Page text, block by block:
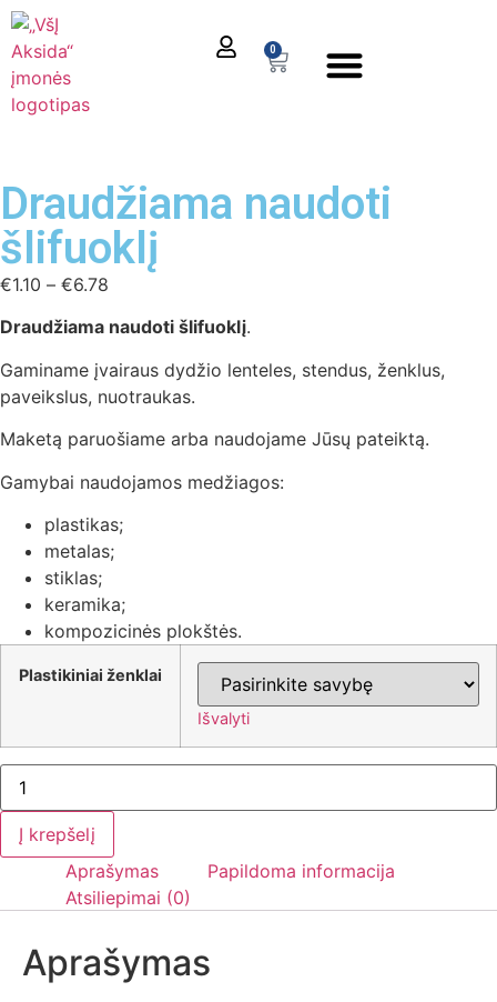
0
Draudžiama naudoti
šlifuoklį
€1.10 – €6.78
Draudžiama naudoti šlifuoklį.
Gaminame įvairaus dydžio lenteles, stendus, ženklus,
paveikslus, nuotraukas.
Maketą paruošiame arba naudojame Jūsų pateiktą.
Gamybai naudojamos medžiagos:
plastikas;
metalas;
stiklas;
keramika;
kompozicinės plokštės.
Plastikiniai ženklai
Išvalyti
Į krepšelį
Aprašymas
Papildoma informacija
Atsiliepimai (0)
Aprašymas